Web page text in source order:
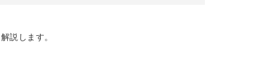
説します。